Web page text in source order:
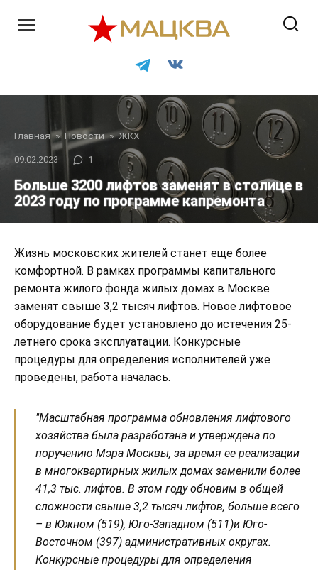
Главная » Новости » ЖКХ
09.02.2023 1
Больше 3200 лифтов заменят в столице в
2023 году по программе капремонта
Жизнь московских жителей станет еще более
комфортной. В рамках программы капитального
ремонта жилого фонда жилых домах в Москве
заменят свыше 3,2 тысяч лифтов. Новое лифтовое
оборудование будет установлено до истечения 25-
летнего срока эксплуатации. Конкурсные
процедуры для определения исполнителей уже
проведены, работа началась.
"Масштабная программа обновления лифтового
хозяйства была разработана и утверждена по
поручению Мэра Москвы, за время ее реализации
в многоквартирных жилых домах заменили более
41,3 тыс. лифтов. В этом году обновим в общей
сложности свыше 3,2 тысяч лифтов, больше всего
– в Южном (519), Юго-Западном (511)и Юго-
Восточном (397) административных округах.
Конкурсные процедуры для определения